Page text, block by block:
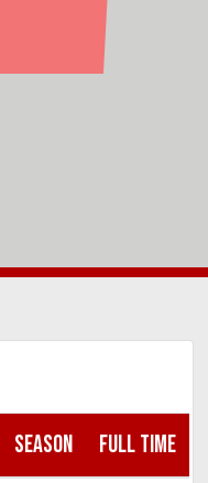
SEASON FULL TIME